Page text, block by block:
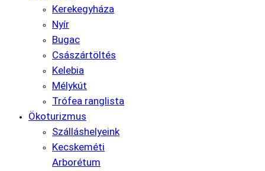
Kerekegyháza
Nyír
Bugac
Császártöltés
Kelebia
Mélykút
Trófea ranglista
Ökoturizmus
Szálláshelyeink
Kecskeméti
Arborétum